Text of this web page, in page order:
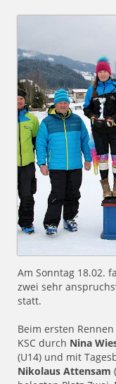
Am Sonntag 18.02.
zwei sehr
statt.
Beim ersten
KSC durch Nina
(U14) und mit
Nikolaus Attensam